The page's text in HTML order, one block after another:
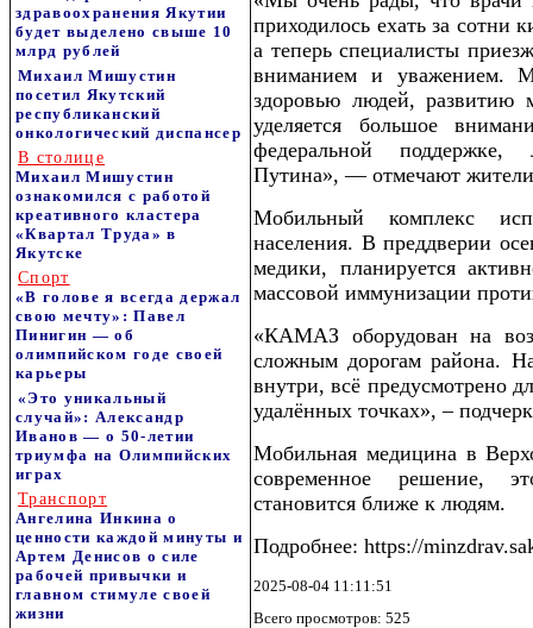
здравоохранения Якутии
будет выделено свыше 10
млрд рублей
Михаил Мишустин
посетил Якутский
республиканский
онкологический диспансер
В столице
Михаил Мишустин
ознакомился с работой
креативного кластера
«Квартал Труда» в
Якутске
Спорт
«В голове я всегда держал
свою мечту»: Павел
Пинигин — об
олимпийском годе своей
карьеры
«Это уникальный
случай»: Александр
Иванов — о 50-летии
триумфа на Олимпийских
играх
Транспорт
Ангелина Инкина о
ценности каждой минуты и
Артем Денисов о силе
рабочей привычки и
главном стимуле своей
жизни
приходилось ехать за сотни
а теперь специалисты
вниманием и уважением.
здоровью людей, развитию
уделяется большое
федеральной
Путина», — отмечают
Мобильный комплекс
населения. В преддверии
медики, планируется
массовой иммунизации
«КАМАЗ оборудован на
сложным дорогам района.
внутри, всё предусмотрено
удалённых точках», –
Мобильная медицина в
современное решение,
становится ближе к людям.
Подробнее: https://
2025-08-04 11:11:51
Всего просмотров: 525